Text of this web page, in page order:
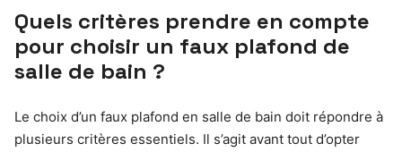
Quels critères prendre en compte
pour choisir un faux plafond de
salle de bain ?
Le choix d’un faux plafond en salle de bain doit répondre à
plusieurs critères essentiels. Il s’agit avant tout d’opter